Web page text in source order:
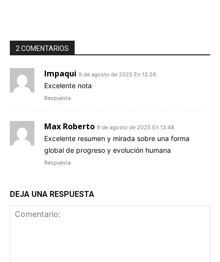
2 COMENTARIOS
Impaqui 9 de agosto de 2025 En 12:26
Excelente nota
Respuesta
Max Roberto 9 de agosto de 2025 En 13:48
Excelente resumen y mirada sobre una forma
global de progreso y evolución humana
Respuesta
DEJA UNA RESPUESTA